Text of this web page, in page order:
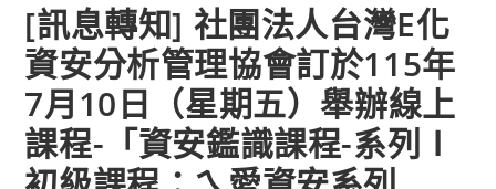
[訊息轉知] 社團法人台灣E化
資安分析管理協會訂於115年
7月10日（星期五）舉辦線上
課程-「資安鑑識課程-系列Ⅰ